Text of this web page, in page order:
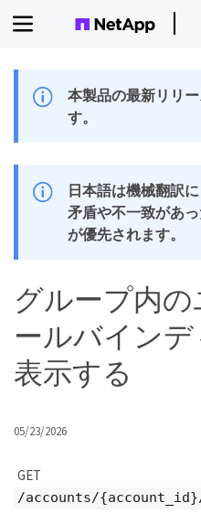
本製品の最新リリ
す。
日本語は機械翻訳
矛盾や不一致があ
が優先されます。
グループ内
ールバイン
表示する
05/23/2026
GET
/accounts/